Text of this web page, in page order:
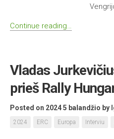
Continue reading…
Vladas
prieš Rally
Posted on 2024 5 balandžio by
2024 ERC Europa Interviu